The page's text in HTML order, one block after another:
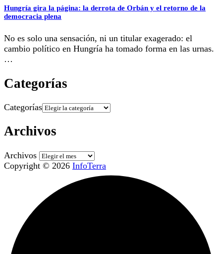
Hungría gira la página: la derrota de Orbán y el retorno de la
democracia plena
No es solo una sensación, ni un titular exagerado: el
cambio político en Hungría ha tomado forma en las urnas.
…
Categorías
Categorías
Archivos
Archivos
Copyright © 2026 InfoTerra